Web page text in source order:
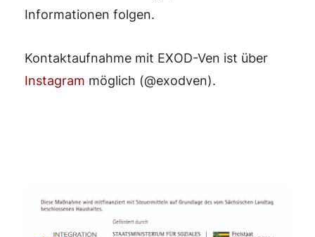
Informationen folgen.
Kontaktaufnahme mit EXOD-Ven ist über
Instagram möglich (@exodven).